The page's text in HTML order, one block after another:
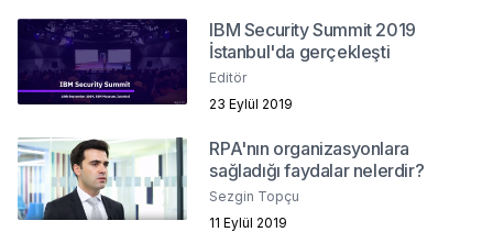
IBM Security Summit 2019
İstanbul'da gerçekleşti
Editör
23 Eylül 2019
RPA'nın organizasyonlara
sağladığı faydalar nelerdir?
Sezgin Topçu
11 Eylül 2019